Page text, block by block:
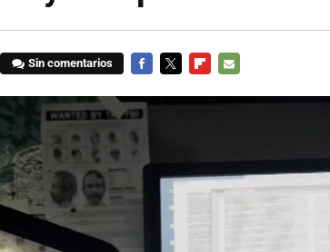
Sin comentarios